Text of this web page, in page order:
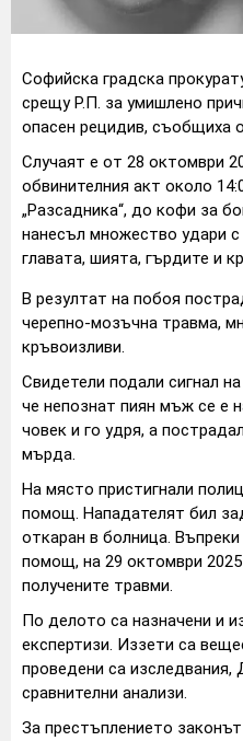
Софийска градска
срещу Р.П. за умишлено
опасен рецидив, съобщиха
Случаят е от 28 октомври
обвинителния акт около
„Разсадника“, до кофи за
нанесъл множество удари
главата, шията, гърдите и
В резултат на побоя
черепно-мозъчна травма,
кръвоизливи.
Свидетели подали сигнал
че непознат пиян мъж се е
човек и го удря, а
мърда.
На място пристигнали
помощ. Нападателят бил
откаран в болница.
помощ, на 29 октомври
получените травми.
По делото са назначени и
експертизи. Иззети са
проведени са
сравнителни анализи.
За престъплението